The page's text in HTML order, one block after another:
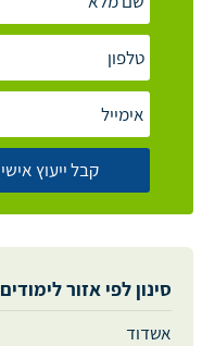
סינון לפי אזור לימודים
אשדוד